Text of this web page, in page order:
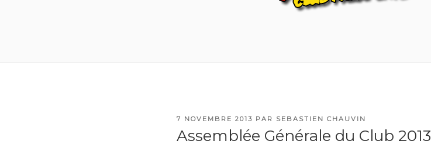
PUBLIÉ
7 NOVEMBRE 2013 PAR SEBASTIEN CHAUVIN
Assemblée Générale du Club 2013